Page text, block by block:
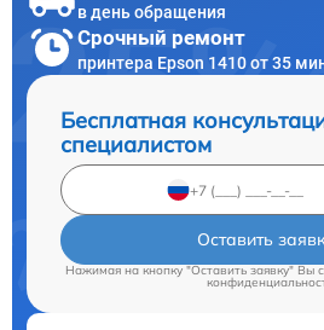
в день обращения
Срочный ремонт
принтера Epson 1410 от 35
Бесплатная
специалистом
Оставить
Нажимая на кнопку "Оставить заявку" Вы